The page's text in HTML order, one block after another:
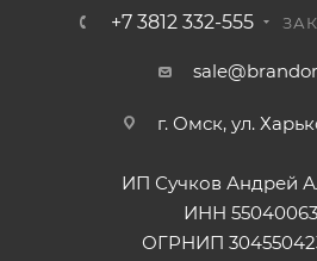
+7 3812 332-555
г. Омск, ул.
ИП Сучков Андрей
ИНН
ОГРНИП